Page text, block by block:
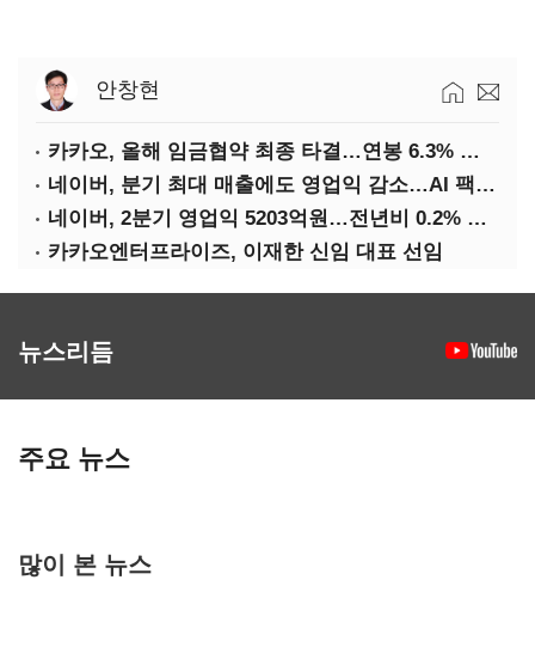
안창현
카카오, 올해 임금협약 최종 타결…연봉 6.3% 인상·격려금 300만원
네이버, 분기 최대 매출에도 영업익 감소…AI 팩토리 속도
네이버, 2분기 영업익 5203억원…전년비 0.2% 감소
카카오엔터프라이즈, 이재한 신임 대표 선임
뉴스리듬
주요 뉴스
많이 본 뉴스